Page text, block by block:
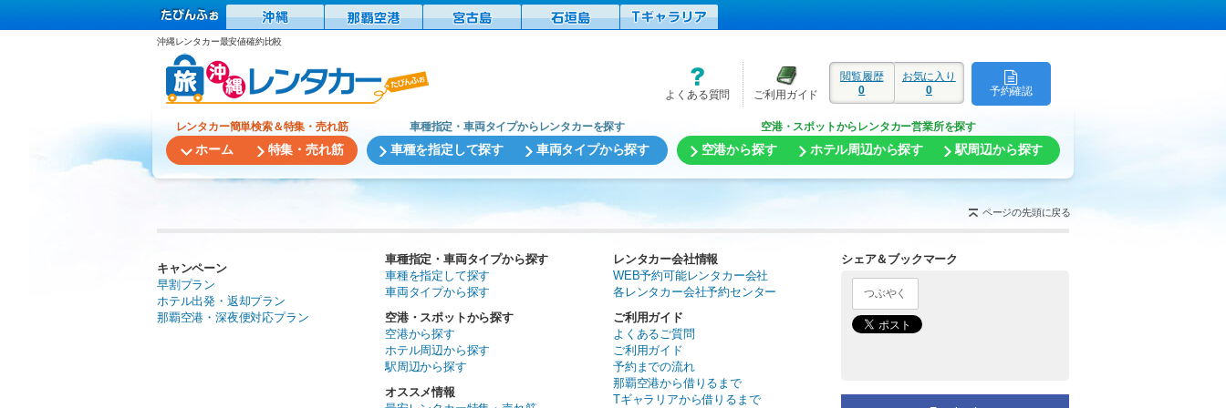
沖縄レンタカー最安値確約比較
予約確認
閲覧履歴
0
お気に入り
0
よくある質問 ご利用ガイド
レンタカー簡単検索＆特集・売れ筋
ホーム 特集・売れ筋
車種指定・車両タイプからレンタカーを探す
車種を指定して探す 車両タイプから探す
空港・スポットからレンタカー営業所を探す
空港から探す ホテル周辺から探す 駅周辺から探す
ページの先頭に戻る
キャンペーン
早割プラン
ホテル出発・返却プラン
那覇空港・深夜便対応プラン
車種指定・車両タイプから探す
車種を指定して探す
車両タイプから探す
空港・スポットから探す
空港から探す
ホテル周辺から探す
駅周辺から探す
オススメ情報
レンタカー会社情報
WEB予約可能レンタカー会社
各レンタカー会社予約センター
ご利用ガイド
よくあるご質問
ご利用ガイド
予約までの流れ
那覇空港から借りるまで
Tギャラリアから借りるまで
シェア＆ブックマーク